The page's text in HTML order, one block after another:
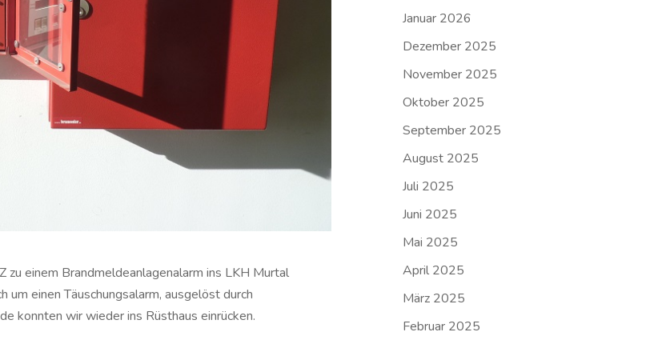
einem Brandmeldeanlagenalarm ins LKH Murtal
einen Täuschungsalarm, ausgelöst durch
konnten wir wieder ins Rüsthaus einrücken.
Januar 2026
Dezember 2025
November 2025
Oktober 2025
September 2025
August 2025
Juli 2025
Juni 2025
Mai 2025
April 2025
März 2025
Februar 2025